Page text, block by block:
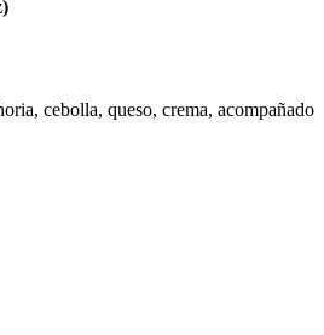
cebolla, queso, crema, acompañado